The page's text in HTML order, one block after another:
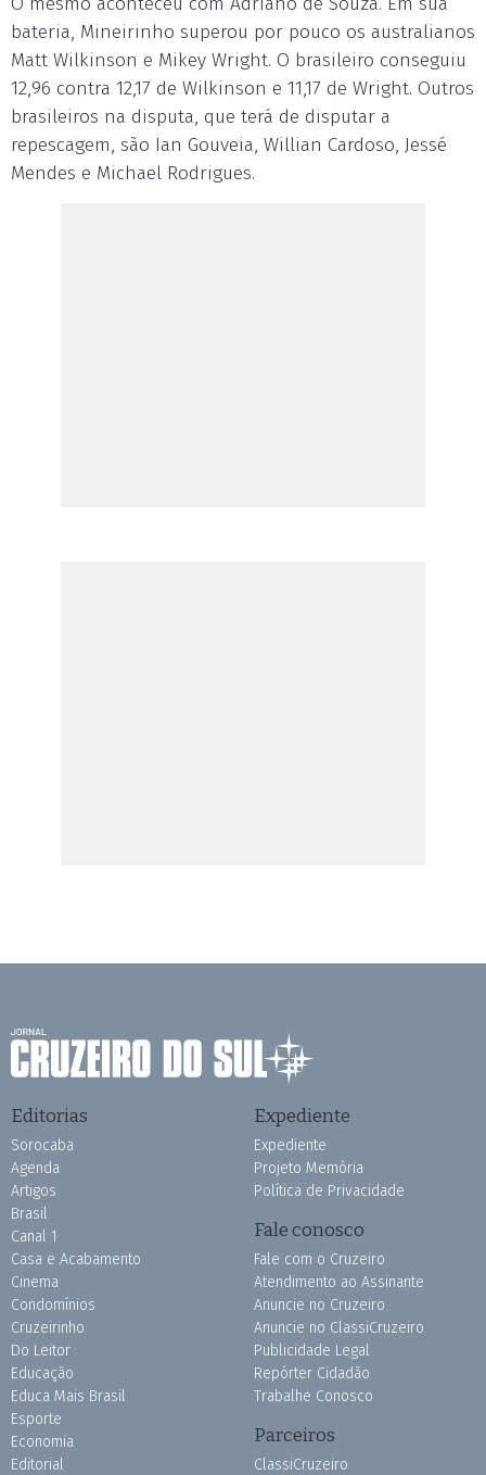
bateria, Mineirinho superou por pouco os australianos
Matt Wilkinson e Mikey Wright. O brasileiro conseguiu
12,96 contra 12,17 de Wilkinson e 11,17 de Wright. Outros
brasileiros na disputa, que terá de disputar a
repescagem, são Ian Gouveia, Willian Cardoso, Jessé
Mendes e Michael Rodrigues.
Editorias
Sorocaba
Agenda
Artigos
Brasil
Canal 1
Casa e Acabamento
Cinema
Condomínios
Cruzeirinho
Do Leitor
Educação
Educa Mais Brasil
Esporte
Economia
Editorial
Expediente
Expediente
Projeto Memória
Política de Privacidade
Fale conosco
Fale com o Cruzeiro
Atendimento ao Assinante
Anuncie no Cruzeiro
Anuncie no ClassiCruzeiro
Publicidade Legal
Repórter Cidadão
Trabalhe Conosco
Parceiros
ClassiCruzeiro